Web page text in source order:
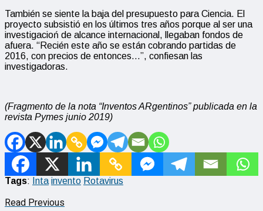
También se siente la baja del presupuesto para Ciencia. El
proyecto subsistió en los últimos tres años porque al ser una
investigacioń de alcance internacional, llegaban fondos de
afuera. “Recién este año se están cobrando partidas de
2016, con precios de entonces…”, confiesan las
investigadoras.
(Fragmento de la nota “Inventos ARgentinos” publicada en la
revista Pymes junio 2019)
Tags: Inta invento Rotavirus
Read Previous